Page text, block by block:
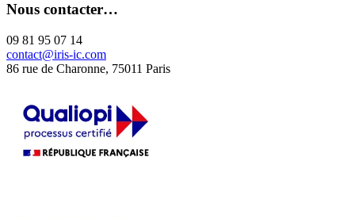
Nous contacter…
09 81 95 07 14
contact@iris-ic.com
86 rue de Charonne, 75011 Paris